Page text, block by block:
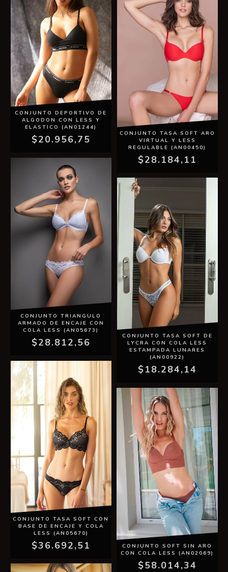
CONJUNTO DEPORTIVO DE
ALGODON CON LESS Y
ELASTICO (AN01244)
$20.956,75
CONJUNTO TASA SOFT ARO
VIRTUAL Y LESS
REGULABLE (AN00450)
$28.184,11
CONJUNTO TRIANGULO
ARMADO DE ENCAJE CON
COLA LESS (AN05673)
$28.812,56
CONJUNTO TASA SOFT DE
LYCRA CON COLA LESS
ESTAMPADA LUNARES
(AN00922)
$18.284,14
CONJUNTO TASA SOFT CON
BASE DE ENCAJE Y COLA
LESS (AN05670)
$36.692,51
CONJUNTO SOFT SIN ARO
CON COLA LESS (AN02069)
$58.014,34